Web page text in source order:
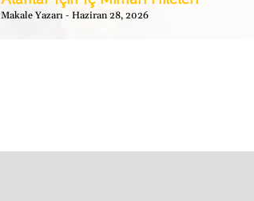
Makale Yazarı Haziran 28, 2026